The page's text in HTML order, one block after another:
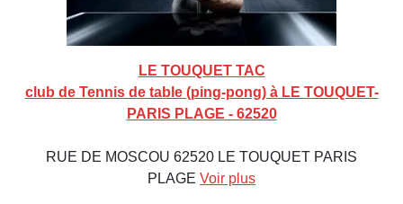
LE TOUQUET TAC
club de Tennis de table (ping-pong) à LE TOUQUET-
PARIS PLAGE - 62520
RUE DE MOSCOU 62520 LE TOUQUET PARIS
PLAGE Voir plus